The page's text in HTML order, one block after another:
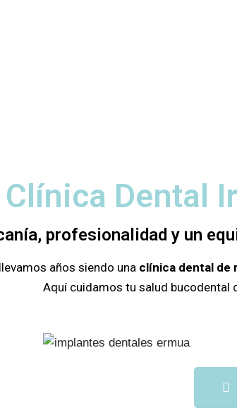
Clínica Dental
profesionalidad y un
años siendo una clínica dental de
Aquí cuidamos tu salud bucodental